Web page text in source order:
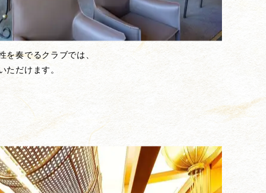
を奏でるクラブでは、
ただけます。